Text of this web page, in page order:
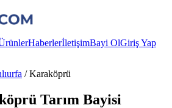
HaberlerİletişimBayi OlGiriş Yap
/Karaköprü
Tarım Bayisi